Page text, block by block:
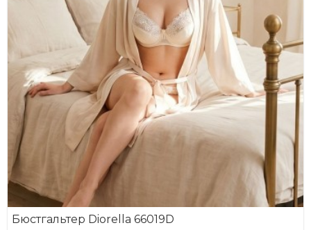
Бюстгальтер Diorella 66019D